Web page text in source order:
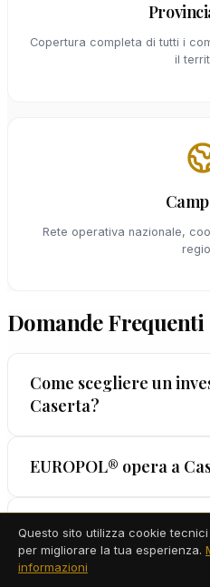
Copertura completa di tutti i
il
Rete operativa nazionale,
Domande Frequenti
Come scegliere un
Caserta?
Per scegliere un
TULPS): è obbligatoria
referenze documentabili
metodi. EUROPOL®
EUROPOL® opera a
con la stessa
tutta Italia. La rete
Quanto tempo richiede
Caserta?
Questo sito utilizza cookie
per migliorare la tua esperienza.
informazioni